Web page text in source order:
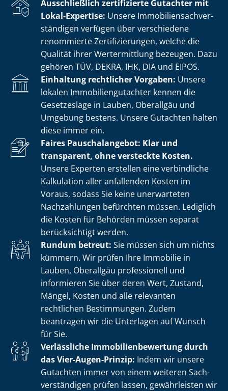
Ausschließlich zertifizierte Gutachter mit
Lokal-Expertise: Unsere Im­mo­bi­li­en­sach­ver­
stän­di­gen verfügen über verschiedene
renommierte Zer­ti­fi­zie­run­gen, welche die
Qualität ihrer Wertermittlung bezeugen. Dazu
gehören TÜV, DEKRA, IHK, DIA und EIPOS.
Einhaltung rechtlicher Vorgaben: Unsere
lokalen Im­mo­bi­li­en­gut­ach­ter kennen die
Gesetzeslage in Lauben, Oberallgäu und
Umgebung bestens. Unsere Gutachten halten
diese immer ein.
Faires Pauschalangebot: Klar und
transparent, ohne versteckte Kosten.
Unsere Experten erstellen eine verbindliche
Kalkulation aller anfallenden Kosten im
Voraus, sodass Sie keine unerwarteten
Nachzahlungen befürchten müssen. Lediglich
die Kosten für Behörden müssen separat
berücksichtigt werden.
Rundum betreut: Sie müssen sich um nichts
kümmern. Wir prüfen Ihre Immobilie in
Lauben, Oberallgäu professionell und
informieren Sie über deren Wert, Zustand,
Mängel, Kosten und alle relevanten
rechtlichen Bestimmungen. Zudem
beantragen wir die Unterlagen auf Wunsch
für Sie.
Verlässliche Im­mo­bi­li­en­be­wer­tung durch
das Vier-Augen-Prinzip: Indem wir unsere
Gutachten immer von einem weiteren Sach­
ver­stän­di­gen prüfen lassen, gewährleisten wir